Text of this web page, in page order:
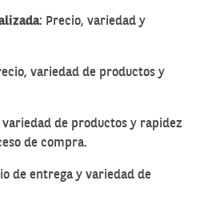
: Precio, variedad y
variedad de productos y
variedad de productos y rapidez
de compra.
de entrega y variedad de